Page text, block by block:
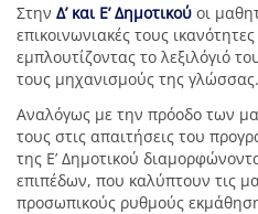
Στην Δ’ και Ε’ Δημοτικού οι
επικοινωνιακές τους
εμπλουτίζοντας το λεξιλόγιό
τους μηχανισμούς της
Αναλόγως με την πρόοδο των
τους στις απαιτήσεις του
της Ε’ Δημοτικού
επιπέδων, που καλύπτουν τις
προσωπικούς ρυθμούς